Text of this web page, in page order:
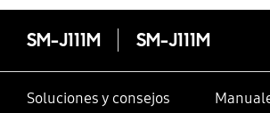
SM-J111M SM-J111M
Soluciones y consejos